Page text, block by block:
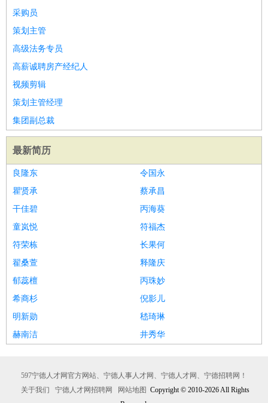
采购员
策划主管
高级法务专员
高薪诚聘房产经纪人
视频剪辑
策划主管经理
集团副总裁
最新简历
良隆东
令国永
瞿贤承
蔡承昌
干佳碧
丙海葵
童岚悦
符福杰
符荣栋
长果何
翟桑萱
释隆庆
郁蕊檀
丙珠妙
希商杉
倪影儿
明新勋
嵇琦琳
赫南洁
井秀华
597宁德人才网官方网站、宁德人事人才网、宁德人才网、宁德招聘网！
关于我们
宁德人才网招聘网 网站地图 Copyright © 2010-2026 All Rights